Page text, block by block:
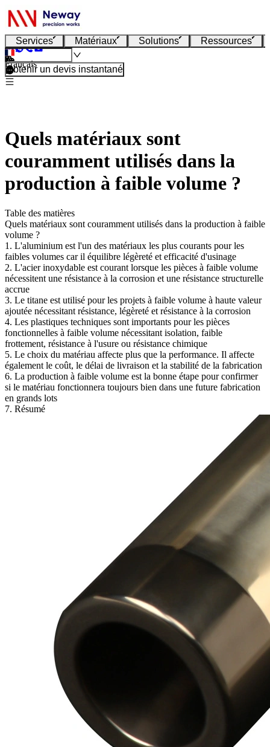
Services Matériaux Solutions Ressources
Français
Obtenir un devis instantané
Quels matériaux sont
couramment utilisés dans la
production à faible volume ?
Table des matières
Quels matériaux sont couramment utilisés dans la production à faible
volume ?
1. L'aluminium est l'un des matériaux les plus courants pour les
faibles volumes car il équilibre légèreté et efficacité d'usinage
2. L'acier inoxydable est courant lorsque les pièces à faible volume
nécessitent une résistance à la corrosion et une résistance structurelle
accrue
3. Le titane est utilisé pour les projets à faible volume à haute valeur
ajoutée nécessitant résistance, légèreté et résistance à la corrosion
4. Les plastiques techniques sont importants pour les pièces
fonctionnelles à faible volume nécessitant isolation, faible
frottement, résistance à l'usure ou résistance chimique
5. Le choix du matériau affecte plus que la performance. Il affecte
également le coût, le délai de livraison et la stabilité de la fabrication
6. La production à faible volume est la bonne étape pour confirmer
si le matériau fonctionnera toujours bien dans une future fabrication
en grands lots
7. Résumé